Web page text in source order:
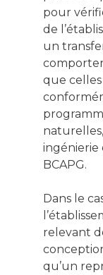
pour
de
un
que celles
ingénierie
BCAPG.
Dans le
relevant
qu’un